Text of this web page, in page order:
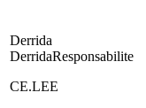
Derrida
DerridaResponsabilite
CE.LEE